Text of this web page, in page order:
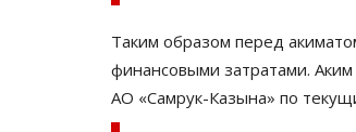
Таким образом перед
финансовыми затратами.
АО «Самрук-Казына» по